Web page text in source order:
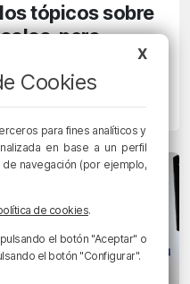
tópicos sobre
pero
que les sirva
HERRI IRRATIA
X
Cookies
para fines analíticos y
en base a un perfil
navegación (por ejemplo,
de cookies.
el botón "Aceptar" o
el botón "Configurar".